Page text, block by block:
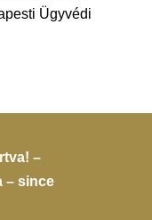
Ügyvédi
–
– since